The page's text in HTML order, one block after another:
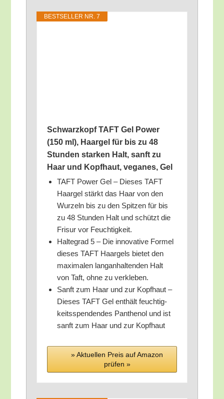
BEST­SEL­LER NR. 7
Schwarz­kopf TAFT Gel Power
(150 ml), Haar­gel für bis zu 48
Stun­den star­ken Halt, sanft zu
Haar und Kopf­haut, vega­nes, Gel
TAFT Power Gel – Die­ses TAFT
Haar­gel stärkt das Haar von den
Wur­zeln bis zu den Spit­zen für bis
zu 48 Stun­den Halt und schützt die
Fri­sur vor Feuchtigkeit.
Hal­te­grad 5 – Die inno­va­ti­ve For­mel
die­ses TAFT Haar­gels bie­tet den
maxi­ma­len lang­an­hal­ten­den Halt
von Taft, ohne zu verkleben.
Sanft zum Haar und zur Kopf­haut –
Die­ses TAFT Gel ent­hält feuch­tig­
keits­spen­den­des Pan­the­nol und ist
sanft zum Haar und zur Kopfhaut
» Aktu­el­len Preis auf Ama­zon
prü­fen »